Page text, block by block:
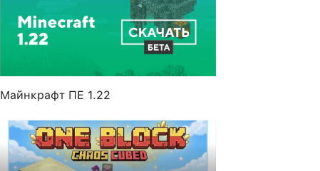
Майнкрафт ПЕ 1.22